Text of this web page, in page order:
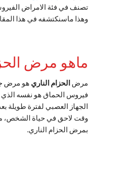
تصنف في فئة الامراض
وهذا ماسنكتشفه في هذا
ماهو مرض
مرض الحزام الناري
فيروس الحماق هو نفسه الذي
الجهاز العصبي لفترة طويلة
وقت لاحق في حياة الشخص،
بمرض الحزام الناري.